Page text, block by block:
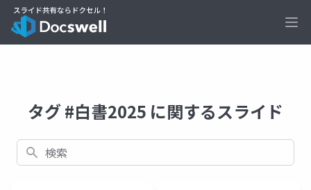
タグ #白書2025 に関するスライド
検索